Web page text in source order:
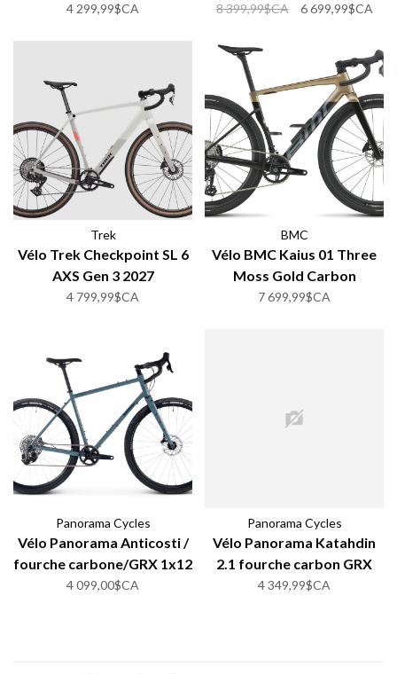
4 299,99$CA 8 399,99$CA 6 699,99$CA
Trek
Vélo Trek Checkpoint SL 6
AXS Gen 3 2027
4 799,99$CA
BMC
Vélo BMC Kaius 01 Three
Moss Gold Carbon
7 699,99$CA
Panorama Cycles
Vélo Panorama Anticosti /
fourche carbone/GRX 1x12
4 099,00$CA
Panorama Cycles
Vélo Panorama Katahdin
2.1 fourche carbon GRX
1x12
4 349,99$CA